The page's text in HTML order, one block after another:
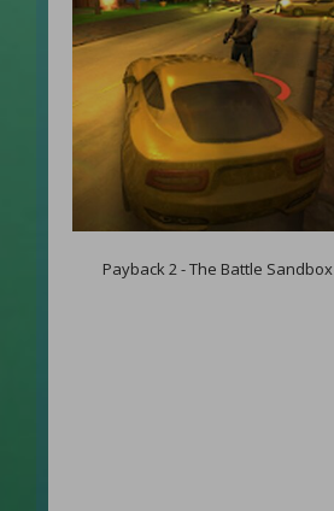
Payback 2 - The Battle Sandbox